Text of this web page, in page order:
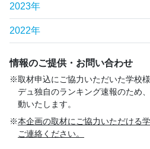
2023年
2022年
情報のご提供・お問い合わせ
取材申込にご協力いただいた学校
デュ独自のランキング速報のため
動いたします。
本企画の取材にご協力いただける
ご連絡ください。